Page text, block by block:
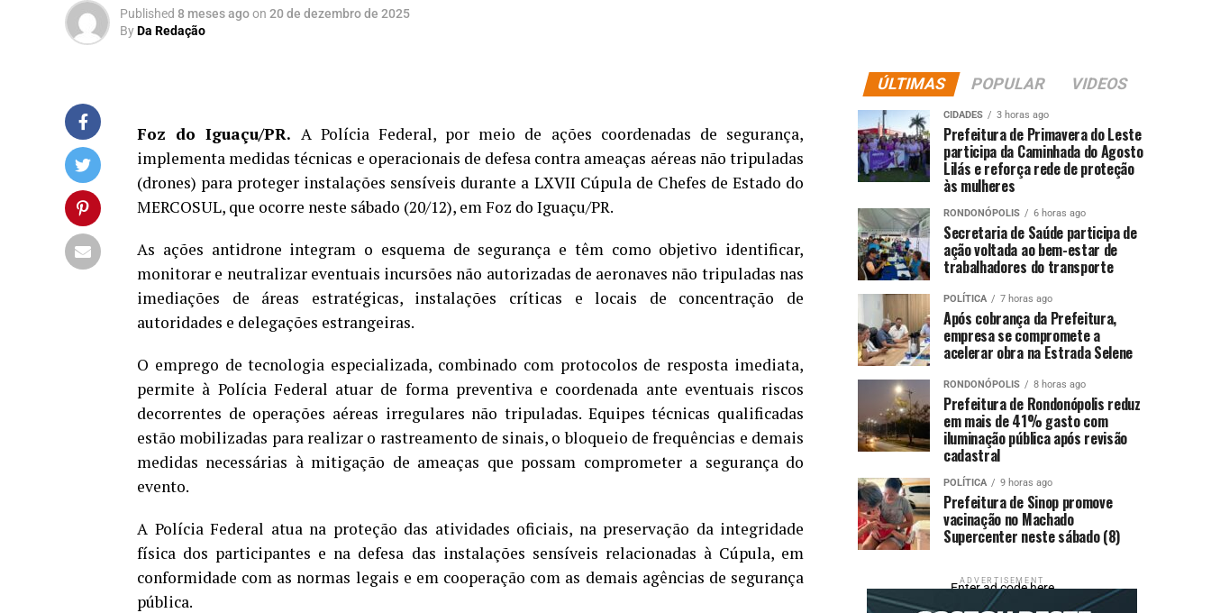
Published 8 meses agoon 20 de dezembro de 2025
ByDa Redação
Foz do Iguaçu/PR. A Polícia Federal, por meio de ações coordenadas de segurança,
implementa medidas técnicas e operacionais de defesa contra ameaças aéreas não tripuladas
(drones) para proteger instalações sensíveis durante a LXVII Cúpula de Chefes de Estado do
MERCOSUL, que ocorre neste sábado (20/12), em Foz do Iguaçu/PR.
As ações antidrone integram o esquema de segurança e têm como objetivo identificar,
monitorar e neutralizar eventuais incursões não autorizadas de aeronaves não tripuladas nas
imediações de áreas estratégicas, instalações críticas e locais de concentração de
autoridades e delegações estrangeiras.
O emprego de tecnologia especializada, combinado com protocolos de resposta imediata,
permite à Polícia Federal atuar de forma preventiva e coordenada ante eventuais riscos
decorrentes de operações aéreas irregulares não tripuladas. Equipes técnicas qualificadas
estão mobilizadas para realizar o rastreamento de sinais, o bloqueio de frequências e demais
medidas necessárias à mitigação de ameaças que possam comprometer a segurança do
evento.
A Polícia Federal atua na proteção das atividades oficiais, na preservação da integridade
física dos participantes e na defesa das instalações sensíveis relacionadas à Cúpula, em
conformidade com as normas legais e em cooperação com as demais agências de segurança
pública.
ÚLTIMAS POPULAR VIDEOS
CIDADES 3 horas ago
Prefeitura de Primavera do Leste
participa da Caminhada do Agosto
Lilás e reforça rede de proteção
às mulheres
RONDONÓPOLIS 6 horas ago
Secretaria de Saúde participa de
ação voltada ao bem-estar de
trabalhadores do transporte
POLÍTICA 7 horas ago
Após cobrança da Prefeitura,
empresa se compromete a
acelerar obra na Estrada Selene
RONDONÓPOLIS 8 horas ago
Prefeitura de Rondonópolis reduz
em mais de 41% gasto com
iluminação pública após revisão
cadastral
POLÍTICA 9 horas ago
Prefeitura de Sinop promove
vacinação no Machado
Supercenter neste sábado (8)
ADVERTISEMENT
Enter ad code here